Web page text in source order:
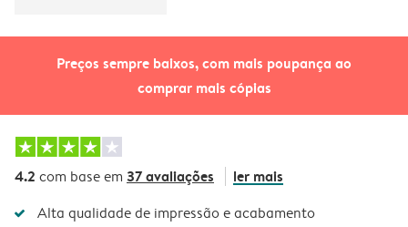
Preços sempre baixos, com mais poupança ao
comprar mais cópias
4.2 com base em 37 avaliações ler mais
Alta qualidade de impressão e acabamento